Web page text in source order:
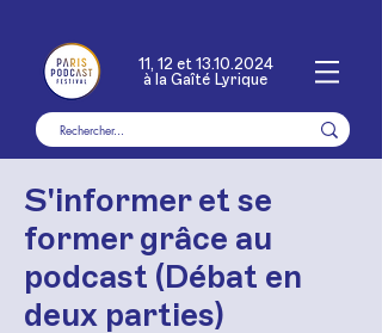
11, 12 et 13.10.2024
à la Gaîté Lyrique
S'informer et se
former grâce au
podcast (Débat en
deux parties)